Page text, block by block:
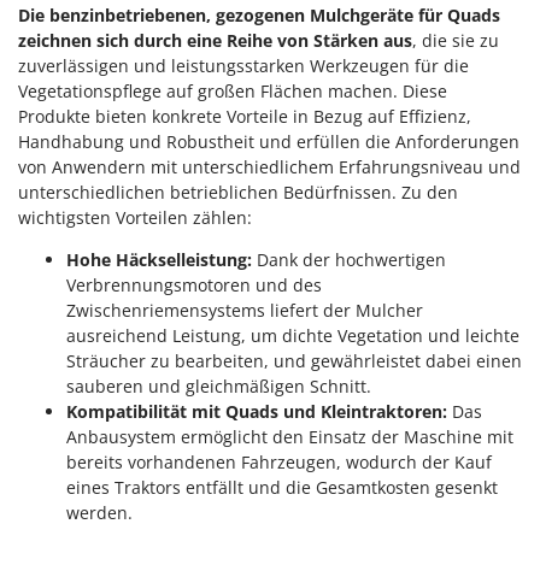
Die benzinbetriebenen, gezogenen Mulchgeräte für Quads
zeichnen sich durch eine Reihe von Stärken aus, die sie zu
zuverlässigen und leistungsstarken Werkzeugen für die
Vegetationspflege auf großen Flächen machen. Diese
Produkte bieten konkrete Vorteile in Bezug auf Effizienz,
Handhabung und Robustheit und erfüllen die Anforderungen
von Anwendern mit unterschiedlichem Erfahrungsniveau und
unterschiedlichen betrieblichen Bedürfnissen. Zu den
wichtigsten Vorteilen zählen:
Hohe Häckselleistung: Dank der hochwertigen
Verbrennungsmotoren und des
Zwischenriemensystems liefert der Mulcher
ausreichend Leistung, um dichte Vegetation und leichte
Sträucher zu bearbeiten, und gewährleistet dabei einen
sauberen und gleichmäßigen Schnitt.
Kompatibilität mit Quads und Kleintraktoren: Das
Anbausystem ermöglicht den Einsatz der Maschine mit
bereits vorhandenen Fahrzeugen, wodurch der Kauf
eines Traktors entfällt und die Gesamtkosten gesenkt
werden.